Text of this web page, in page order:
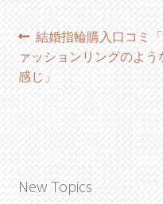
投
稿
ナ
ビ
ゲ
ー
過
去
の
投
稿:
結婚指輪購入口コミ
ァッションリングのよう
感じ」
New Topics